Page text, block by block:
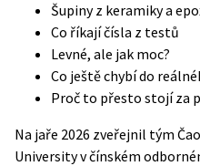
Šupiny z keramiky a
Co říkají čísla z testů
Levné, ale jak moc?
Co ještě chybí do
Proč to přesto stojí za
Na jaře 2026 zveřejnil tým
University v čínském